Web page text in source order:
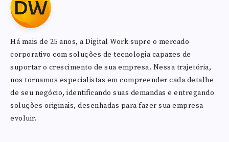
Há mais de 25 anos, a Digital Work supre o mercado
corporativo com soluções de tecnologia capazes de
suportar o crescimento de sua empresa. Nessa trajetória,
nos tornamos especialistas em compreender cada detalhe
de seu negócio, identificando suas demandas e entregando
soluções originais, desenhadas para fazer sua empresa
evoluir.